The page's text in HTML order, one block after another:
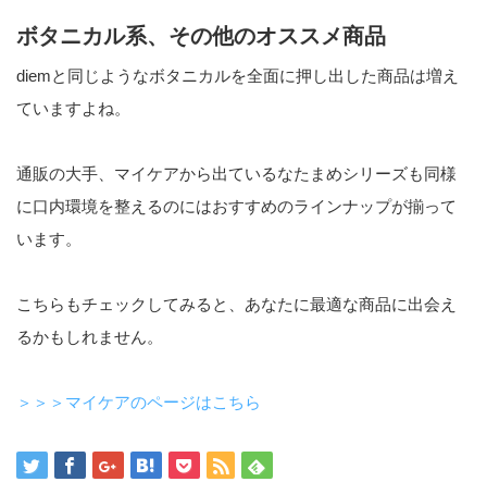
ボタニカル系、その他のオススメ商品
diemと同じようなボタニカルを全面に押し出した商品は増え
ていますよね。
通販の大手、マイケアから出ているなたまめシリーズも同様
に口内環境を整えるのにはおすすめのラインナップが揃って
います。
こちらもチェックしてみると、あなたに最適な商品に出会え
るかもしれません。
＞＞＞マイケアのページはこちら